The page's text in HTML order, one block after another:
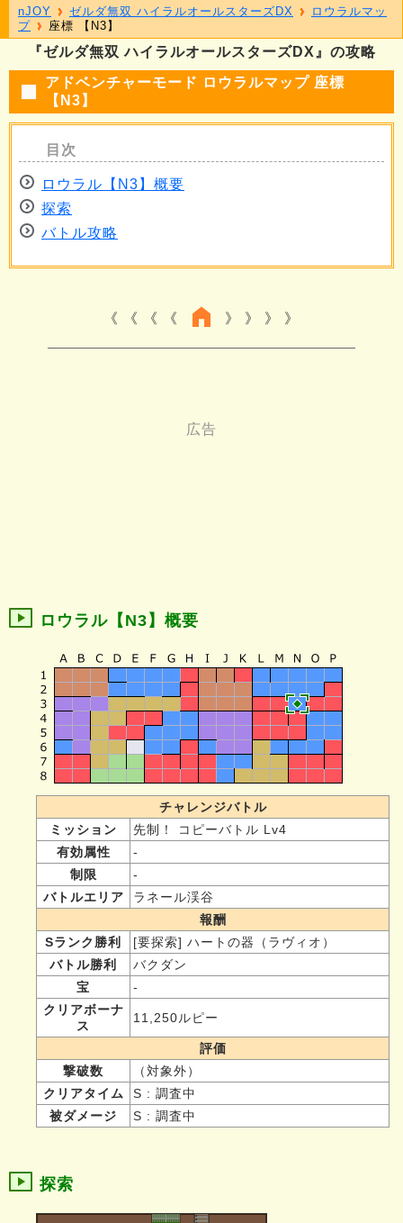
『ゼルダ無双 ハイラルオールスターズDX』の攻略
アドベンチャーモード ロウラルマップ 座標
【N3】
ロウラル【N3】概要
探索
バトル攻略
《 《 《 》 》 》
ロウラル【N3】概要
チャレンジバトル
ミッション
先制！ コピーバトル Lv4
有効属性
-
制限
-
バトルエリア
ラネール渓谷
報酬
Sランク勝利
[要探索] ハートの器（ラヴィオ）
バトル勝利
バクダン
宝
-
クリアボーナ
ス
11,250ルピー
評価
撃破数
（対象外）
クリアタイム
S : 調査中
被ダメージ
S : 調査中
探索
nJOY ゼルダ無双 ハイラルオールスターズDX
ロウラルマッ
プ
座標 【N3】